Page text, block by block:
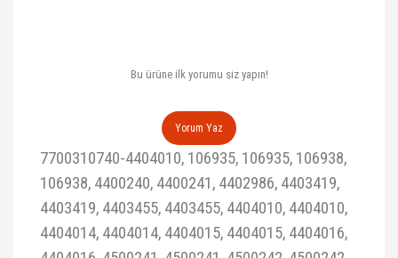
Bu ürüne ilk yorumu siz yapın!
Yorum Yaz
7700310740-4404010, 106935, 106935, 106938,
106938, 4400240, 4400241, 4402986, 4403419,
4403419, 4403455, 4403455, 4404010, 4404010,
4404014, 4404014, 4404015, 4404015, 4404016,